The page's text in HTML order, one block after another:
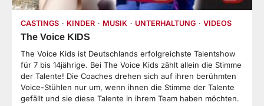
CASTINGS KINDER MUSIK UNTERHALTUNG VIDEOS
The Voice KIDS
The Voice Kids ist Deutschlands erfolgreichste Talentshow
für 7 bis 14jährige. Bei The Voice Kids zählt allein die Stimme
der Talente! Die Coaches drehen sich auf ihren berühmten
Voice-Stühlen nur um, wenn ihnen die Stimme der Talente
gefällt und sie diese Talente in ihrem Team haben möchten.